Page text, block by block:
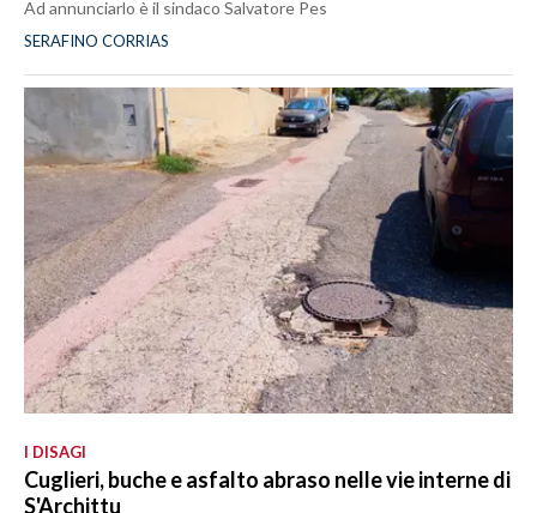
Ad annunciarlo è il sindaco Salvatore Pes
SERAFINO CORRIAS
I DISAGI
Cuglieri, buche e asfalto abraso nelle vie interne di
S'Archittu